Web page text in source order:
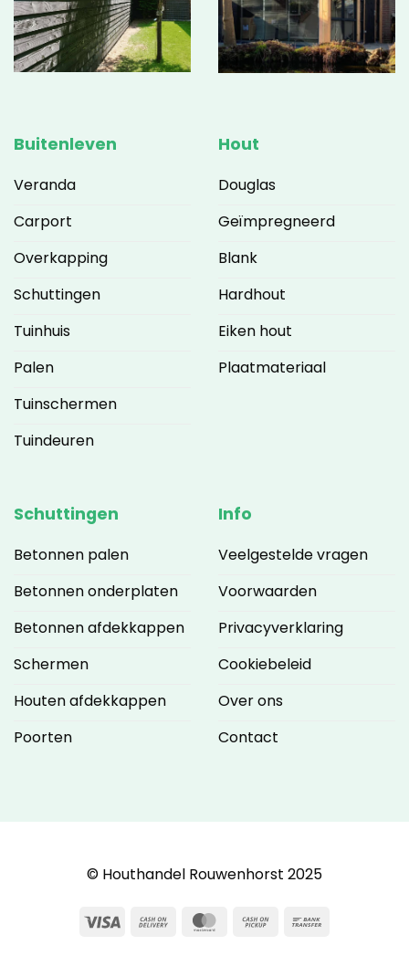
Buitenleven
Veranda
Carport
Overkapping
Schuttingen
Tuinhuis
Palen
Tuinschermen
Tuindeuren
Hout
Douglas
Geïmpregneerd
Blank
Hardhout
Eiken hout
Plaatmateriaal
Schuttingen
Betonnen palen
Betonnen onderplaten
Betonnen afdekkappen
Schermen
Houten afdekkappen
Poorten
Info
Veelgestelde vragen
Voorwaarden
Privacyverklaring
Cookiebeleid
Over ons
Contact
© Houthandel Rouwenhorst 2025
Visa
Cash
MasterCard
Cash